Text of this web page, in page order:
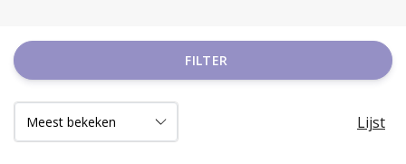
FILTER
Lijst